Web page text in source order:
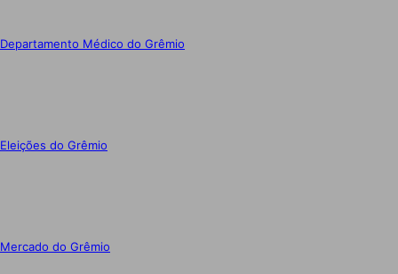
Departamento Médico do Grêmio
Eleições do Grêmio
Mercado do Grêmio